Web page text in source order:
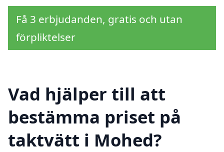
Få 3 erbjudanden, gratis och utan
förpliktelser
Vad hjälper till att
bestämma priset på
taktvätt i Mohed?